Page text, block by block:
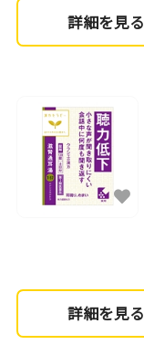
詳細を見る
詳細を見る